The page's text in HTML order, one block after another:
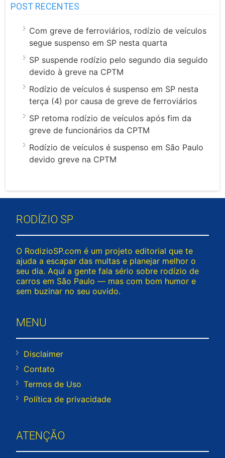
POST RECENTES
Com greve de ferroviários, rodízio de veículos
segue suspenso em SP nesta quarta
SP suspende rodízio pelo segundo dia seguido
devido à greve na CPTM
Rodízio de veículos é suspenso em SP nesta
terça (4) por causa de greve de ferroviários
SP retoma rodízio de veículos após fim da
greve de funcionários da CPTM
Rodízio de veículos é suspenso em São Paulo
devido greve na CPTM
RODÍZIO SP
O RodizioSP.com é um projeto editorial que te
ajuda a escapar das multas e planejar melhor o
seu dia. Aqui a gente fala sério sobre rodízio de
carros em São Paulo — mas com bom humor e
sem buzinar no seu ouvido.
MENU
Disclaimer
Contato
Termos de Uso
Política de privacidade
ATENÇÃO